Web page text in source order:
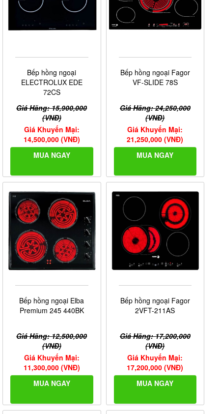
Bếp hồng ngoại
ELECTROLUX EDE
72CS
Giá Hãng: 15,900,000
(VNĐ)
Giá Khuyến Mại:
14,500,000 (VNĐ)
MUA NGAY
Bếp hồng ngoại Fagor
VF-SLIDE 78S
Giá Hãng: 24,250,000
(VNĐ)
Giá Khuyến Mại:
21,250,000 (VNĐ)
MUA NGAY
Bếp hồng ngoại Elba
Premium 245 440BK
Giá Hãng: 12,500,000
(VNĐ)
Giá Khuyến Mại:
11,300,000 (VNĐ)
MUA NGAY
Bếp hồng ngoại Fagor
2VFT-211AS
Giá Hãng: 17,200,000
(VNĐ)
Giá Khuyến Mại:
17,200,000 (VNĐ)
MUA NGAY